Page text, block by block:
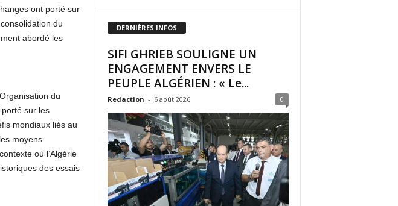
ont porté sur
du
abordé les
du
sur les
mondiaux liés au
moyens
où l’Algérie
des essais
DERNIÈRES INFOS
SIFI GHRIEB SOULIGNE UN
ENGAGEMENT ENVERS LE
PEUPLE ALGÉRIEN : « Le...
Redaction - 6 août 2026 0